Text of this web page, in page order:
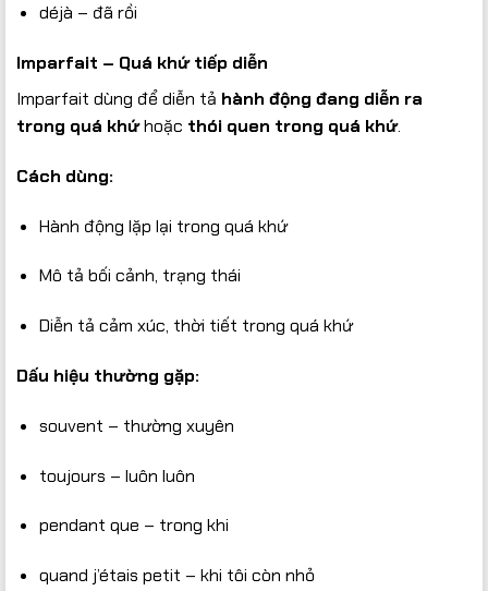
déjà – đã rồi
Imparfait – Quá khứ tiếp diễn
Imparfait dùng để diễn tả hành động đang diễn ra
trong quá khứhoặc thói quen trong quá khứ.
Cách dùng:
Hành động lặp lại trong quá khứ
Mô tả bối cảnh, trạng thái
Diễn tả cảm xúc, thời tiết trong quá khứ
Dấu hiệu thường gặp:
souvent – thường xuyên
toujours – luôn luôn
pendant que – trong khi
quand j’étais petit – khi tôi còn nhỏ